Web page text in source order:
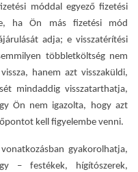
móddal egyező fizetési
ha Ön más fizetési mód
adja; e visszatérítési
többletköltség nem
hanem azt visszaküldi,
mindaddig visszatarthatja,
Ön nem igazolta, hogy azt
kell figyelembe venni.
gyakorolhatja,
– festékek, hígítószerek,